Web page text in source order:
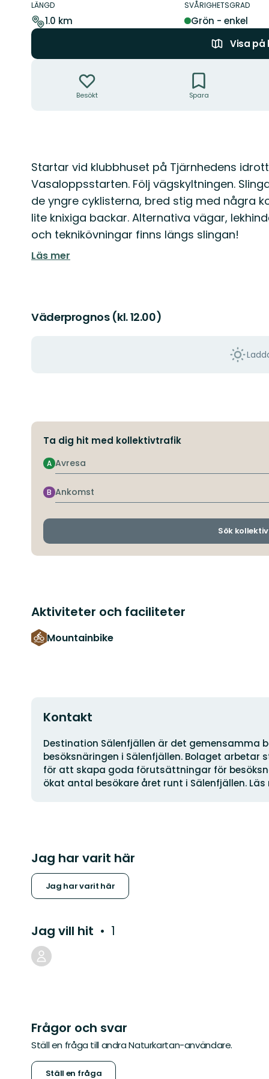
om
leden
LÄNGD
1.0 km
SVÅRIGHETSGRAD
Grön - enkel
Visa på
Besökt Spara
Beskrivning
Startar vid klubbhuset på Tjärnhedens
Vasaloppsstarten. Följ vägskyltningen.
de yngre cyklisterna, bred stig med några
lite knixiga backar. Alternativa vägar,
och teknikövningar finns längs slingan!
Läs mer
Väderprognos (kl. 12.00)
Ta dig hit med kollektivtrafik
Avresa
A
Ankomst
B
Sök
Aktiviteter och faciliteter
Mountainbike
Kontakt
Adress
Destination Sälenfjällen är det gemensamma
besöksnäringen i Sälenfjällen. Bolaget
för att skapa goda förutsättningar för
ökat antal besökare året runt i Sälenfjällen. Läs
Jag har varit här
Jag har varit här
Jag vill hit 1
Frågor och svar
Ställ en fråga till andra Naturkartan-användare.
Ställ en fråga